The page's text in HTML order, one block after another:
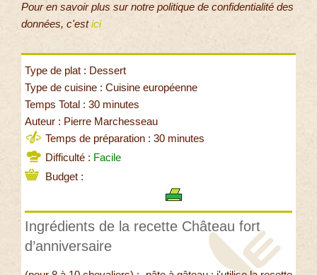
Pour en savoir plus sur notre politique de confidentialité des
données, c'estici
Type de plat : Dessert
Type de cuisine : Cuisine européenne
Temps Total : 30 minutes
Auteur : Pierre Marchesseau
Temps de préparation : 30 minutes
Difficulté : Facile
Budget :
Ingrédients de la recette Château fort
d’anniversaire